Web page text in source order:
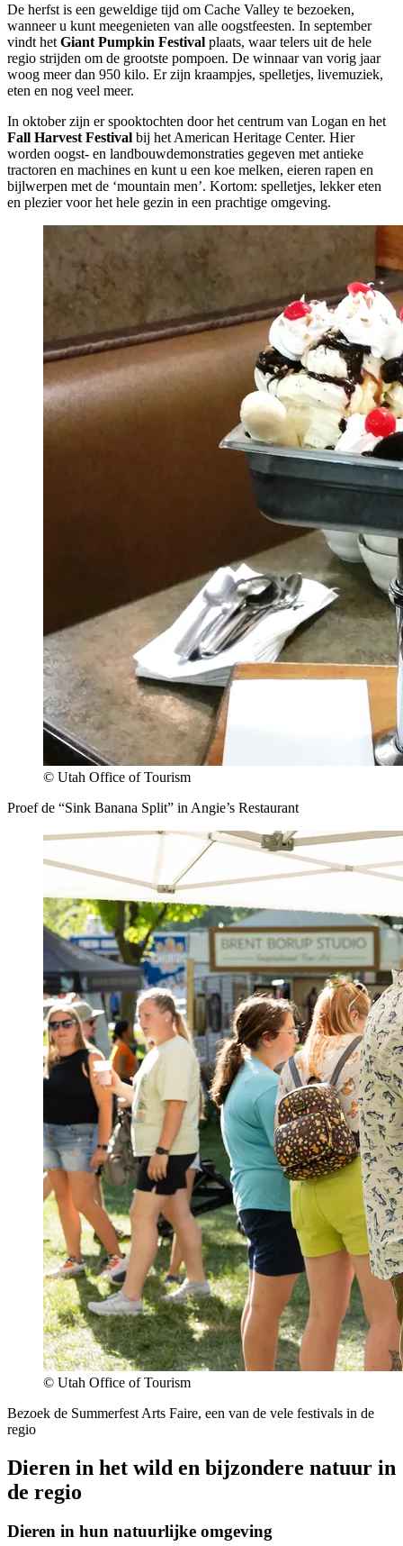
De herfst is een geweldige tijd om Cache Valley te bezoeken,
wanneer u kunt meegenieten van alle oogstfeesten. In september
vindt het Giant Pumpkin Festival plaats, waar telers uit de hele
regio strijden om de grootste pompoen. De winnaar van vorig jaar
woog meer dan 950 kilo. Er zijn kraampjes, spelletjes, livemuziek,
eten en nog veel meer.
In oktober zijn er spooktochten door het centrum van Logan en het
Fall Harvest Festival bij het American Heritage Center. Hier
worden oogst- en landbouwdemonstraties gegeven met antieke
tractoren en machines en kunt u een koe melken, eieren rapen en
bijlwerpen met de ‘mountain men’. Kortom: spelletjes, lekker eten
en plezier voor het hele gezin in een prachtige omgeving.
© Utah Office of Tourism
Proef de “Sink Banana Split” in Angie’s Restaurant
© Utah Office of Tourism
Bezoek de Summerfest Arts Faire, een van de vele festivals in de
regio
Dieren in het wild en bijzondere natuur in
de regio
Dieren in hun natuurlijke omgeving